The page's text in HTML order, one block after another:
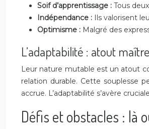
Soif d’apprentissage : Tous
Indépendance : Ils valorisent
Optimisme : Malgré des
L’adaptabilité : atout
Leur nature mutable est un atout
relation durable. Cette souplesse
accrue. L’adaptabilité s’avère
Défis et obstacles : là